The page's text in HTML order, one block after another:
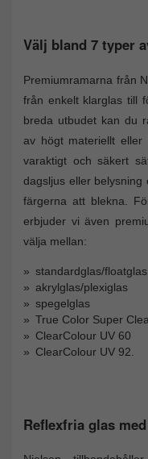
Välj bland 7 typer
Premiumramarna från
från enkelt klarglas till
breda utbudet kan du
av högt materiellt eller
varaktigt och säkert
dagsljus eller
färgerna att blekna.
erbjuder vi även
välja mellan:
standardglas/
akrylglas/plexiglas
spegelglas
True Color Super
ClearColour UV 60
ClearColour UV 92.
Reflexfria glas